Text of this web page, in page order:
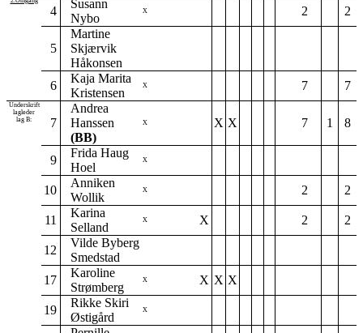
4
Susann
Nybo
X 2 2
5
Martine
Skjærvik
Håkonsen
6
Kaja Marita
Kristensen
X 7 7
Underskrift
lagleder
lag B:
7
Andrea
Hanssen
(BB)
X X X 7 1 8
9
Frida Haug
Hoel
X
10
Anniken
Wollik
X 2 2
11
Karina
Selland
X X 2 2
12
Vilde Byberg
Smedstad
17
Karoline
Strømberg
X X X X
19
Rikke Skiri
Østigård
X